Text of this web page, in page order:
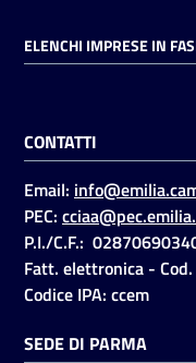
ELENCHI IMPRESE IN
CONTATTI
Email:
PEC:
P.I./C.F.:
Fatt. elettronica -
Codice IPA: ccem
SEDE DI PARMA